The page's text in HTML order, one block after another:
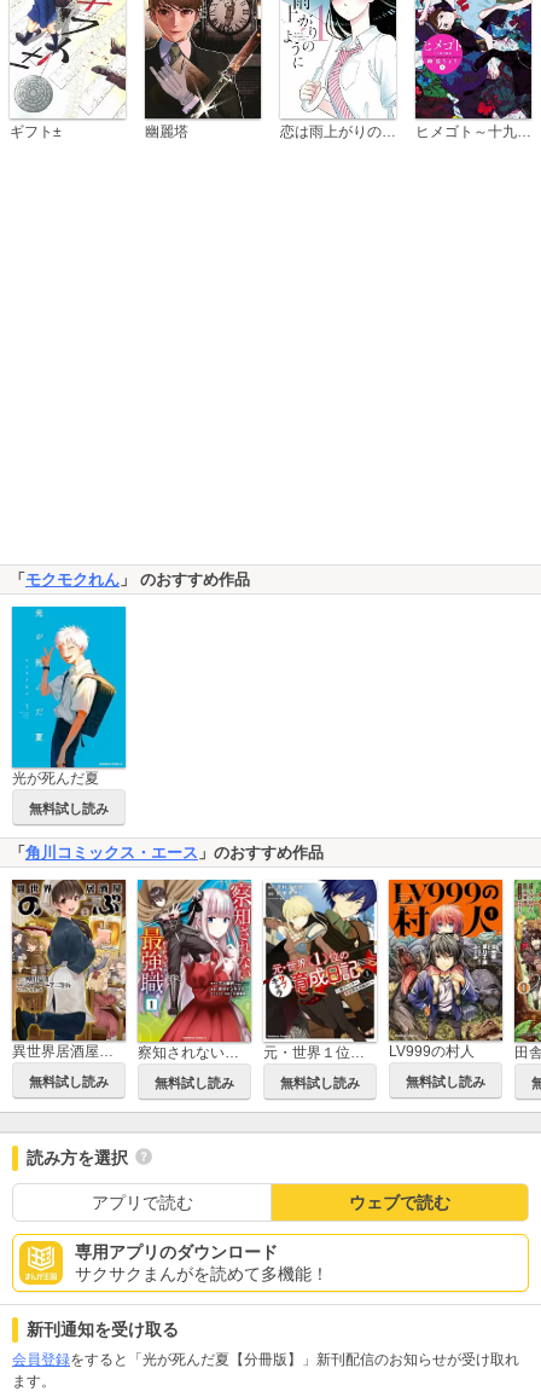
ギフト± 幽麗塔 ヒメゴト～十九歳の制服～
「モクモクれん 」 のおすすめ作品
光が死んだ夏
無料試し読み
「 角川コミックス・エース 」のおすすめ作品
異世界居酒屋「のぶ」
無料試し読み
察知されない最強職
無料試し読み
元・世界１位のサブキャラ育成日記 ～廃プレイヤー、異世界を攻略中！～
無料試し読み
LV999の村人
無料試し読み
読み方を選択
アプリで読む ウェブで読む
専用アプリのダウンロード
サクサクまんがを読めて多機能！
新刊通知を受け取る
会員登録をすると「光が死んだ夏【分冊版】」新刊配信のお知らせが受け取れ
ます。